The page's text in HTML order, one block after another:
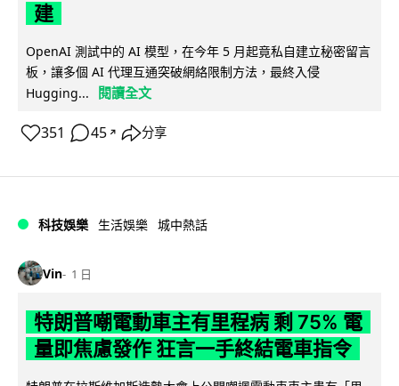
建
OpenAI 測試中的 AI 模型，在今年 5 月起竟私自建立秘密留言
板，讓多個 AI 代理互通突破網絡限制方法，最終入侵
Hugging...
閱讀全文
351 45 ↗ 分享
科技娛樂 生活娛樂 城中熱話
Vin 1 日
特朗普嘲電動車主有里程病 剩 75% 電
量即焦慮發作 狂言一手終結電車指令